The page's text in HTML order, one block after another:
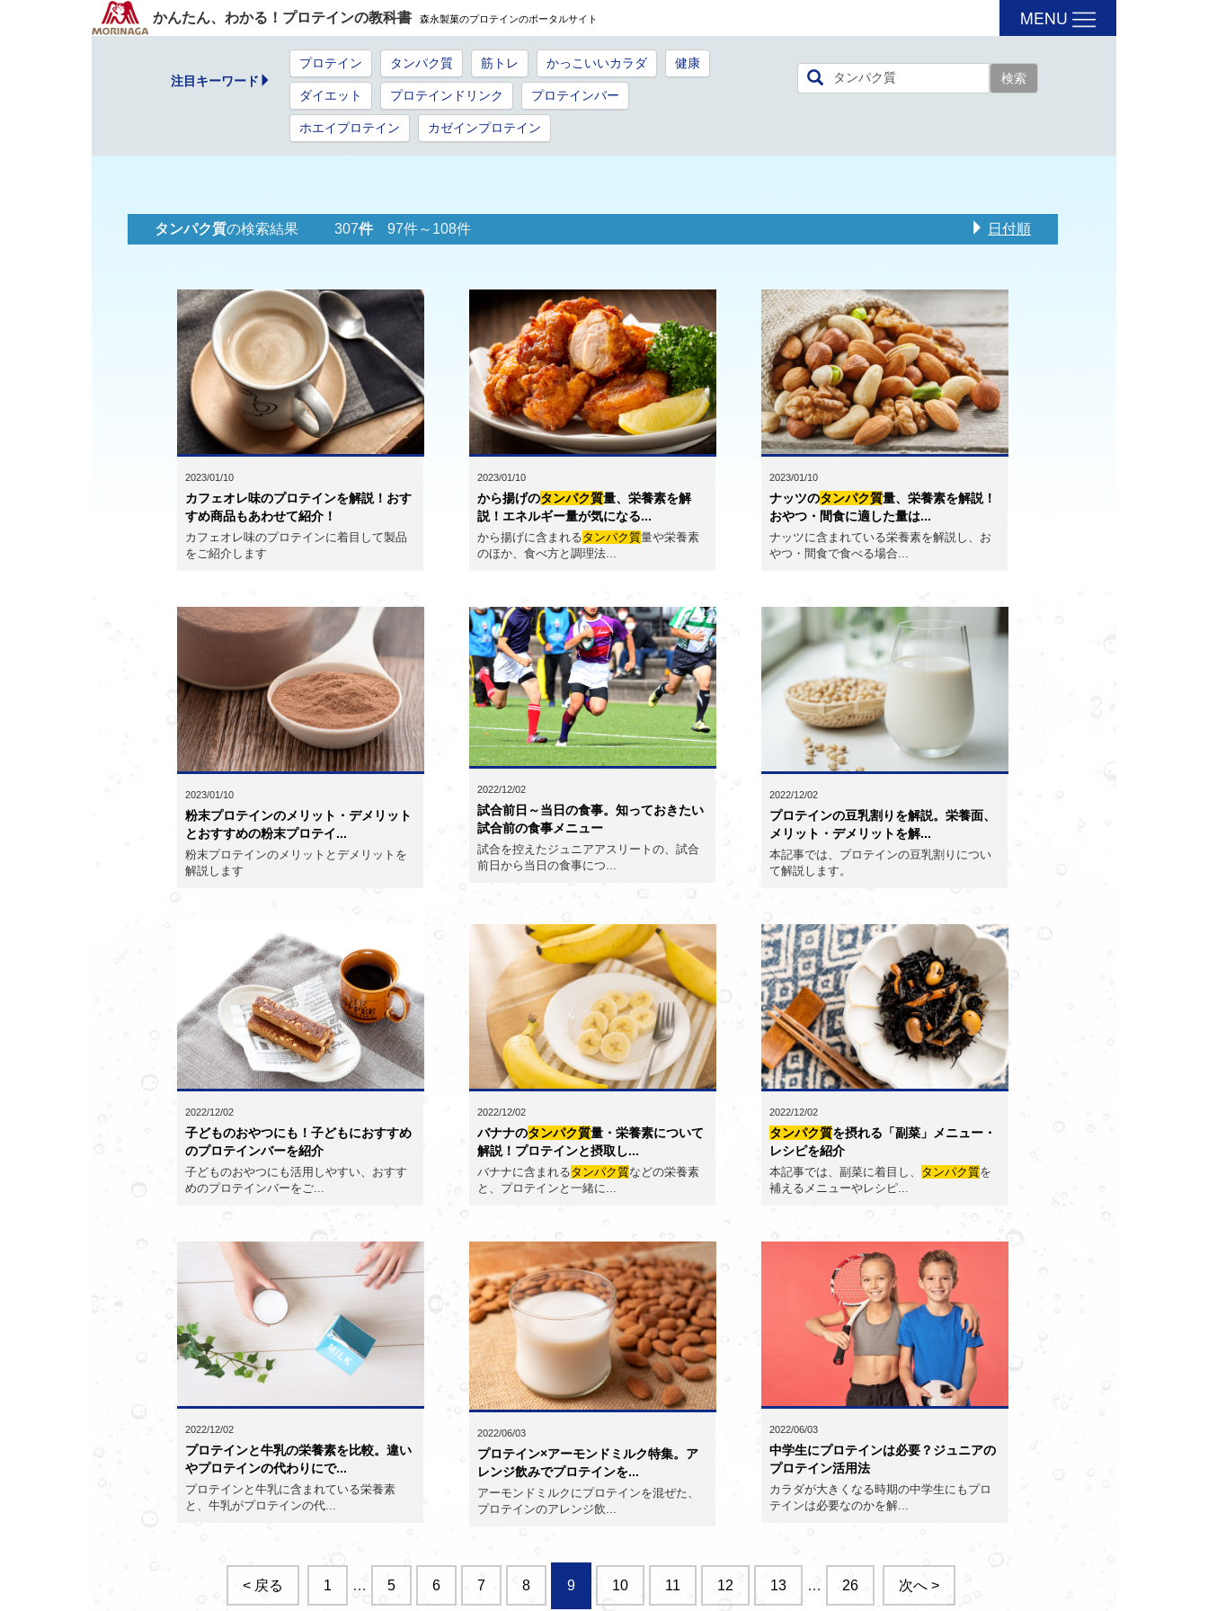
かんたん、わかる！プロテインの教科書 森永製菓のプロテインのポータルサイト MENU
注目キーワード
プロテイン タンパク質 筋トレ かっこいいカラダ 健康
ダイエット プロテインドリンク プロテインバー
ホエイプロテイン カゼインプロテイン
タンパク質の検索結果 307件97件～108件 日付順
2023/01/10
カフェオレ味のプロテインを解説！おす
すめ商品もあわせて紹介！
カフェオレ味のプロテインに着目して製品
をご紹介します
2023/01/10
から揚げのタンパク質量、栄養素を解
説！エネルギー量が気になる...
から揚げに含まれるタンパク質量や栄養素
のほか、食べ方と調理法...
2023/01/10
ナッツのタンパク質量、栄養素を解説！
おやつ・間食に適した量は...
ナッツに含まれている栄養素を解説し、お
やつ・間食で食べる場合...
2023/01/10
粉末プロテインのメリット・デメリット
とおすすめの粉末プロテイ...
粉末プロテインのメリットとデメリットを
解説します
2022/12/02
試合前日～当日の食事。知っておきたい
試合前の食事メニュー
試合を控えたジュニアアスリートの、試合
前日から当日の食事につ...
2022/12/02
プロテインの豆乳割りを解説。栄養面、
メリット・デメリットを解...
本記事では、プロテインの豆乳割りについ
て解説します。
2022/12/02
子どものおやつにも！子どもにおすすめ
のプロテインバーを紹介
子どものおやつにも活用しやすい、おすす
めのプロテインバーをご...
2022/12/02
バナナのタンパク質量・栄養素について
解説！プロテインと摂取し...
バナナに含まれるタンパク質などの栄養素
と、プロテインと一緒に...
2022/12/02
タンパク質を摂れる「副菜」メニュー・
レシピを紹介
本記事では、副菜に着目し、 タンパク質を
補えるメニューやレシピ...
2022/12/02
プロテインと牛乳の栄養素を比較。違い
やプロテインの代わりにで...
プロテインと牛乳に含まれている栄養素
と、牛乳がプロテインの代...
2022/06/03
プロテイン×アーモンドミルク特集。ア
レンジ飲みでプロテインを...
アーモンドミルクにプロテインを混ぜた、
プロテインのアレンジ飲...
2022/06/03
中学生にプロテインは必要？ジュニアの
プロテイン活用法
カラダが大きくなる時期の中学生にもプロ
テインは必要なのかを解...
< 戻る 1 … 5 6 7 8 9 10 11 12 13 … 26 次へ >